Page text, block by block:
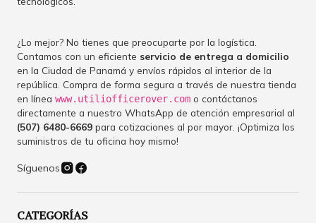
¿Lo mejor? No tienes que preocuparte por la logística.
Contamos con un eficiente servicio de entrega a domicilio
en la Ciudad de Panamá y envíos rápidos al interior de la
república. Compra de forma segura a través de nuestra tienda
en línea www.utiliofficerover.com o contáctanos
directamente a nuestro WhatsApp de atención empresarial al
(507) 6480-6669 para cotizaciones al por mayor. ¡Optimiza los
suministros de tu oficina hoy mismo!
Síguenos
CATEGORÍAS